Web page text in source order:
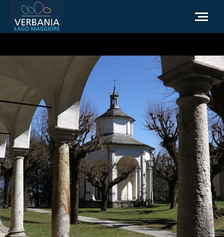
NL
Hoe kom ik bij Verbania
Toeristische informatie
Weer
Informatieaanvraag
Officiële website